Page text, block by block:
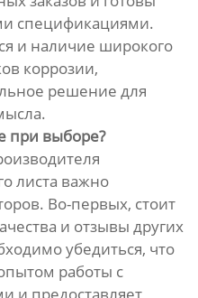
спецификациями.
и наличие широкого
коррозии,
решение для
при выборе?
листа важно
Во-первых, стоит
и отзывы других
убедиться, что
работы с